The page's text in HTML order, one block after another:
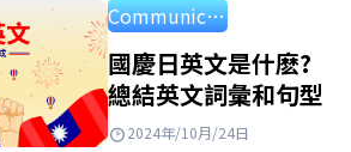
Communication
國慶日英文是什麽?
總結英文詞彙和句型
2024年/10月/24日